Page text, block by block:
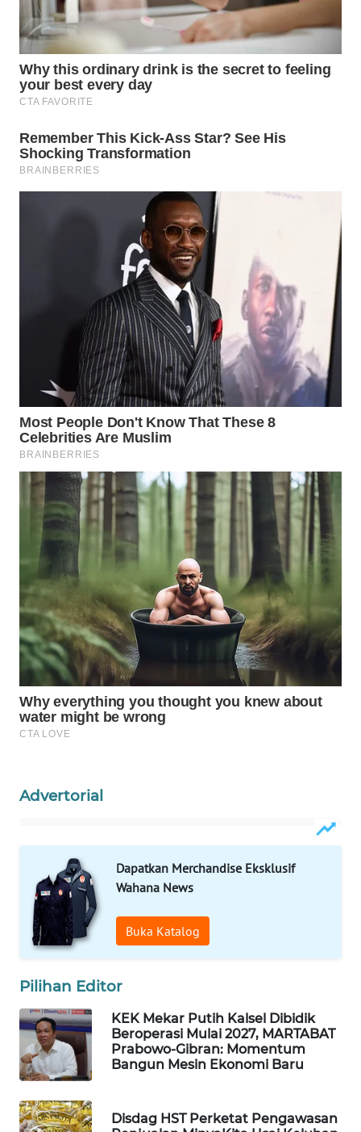
Advertorial
Dapatkan Merchandise Eksklusif
Wahana News
Buka Katalog
Pilihan Editor
KEK Mekar Putih Kalsel Dibidik
Beroperasi Mulai 2027, MARTABAT
Prabowo-Gibran: Momentum
Bangun Mesin Ekonomi Baru
Disdag HST Perketat Pengawasan
WN
BORNEO
Wahana
Media
WAHANA
NEWS
WAHANA
INFRASTRUKTUR
WAHANA
KONSUMEN
WAHANA
WAHANA
TRAVEL
WAHANA
TV
WAHANANEWS
ID
WAHANANEWS
CO ID
WAHANA
UMKM
WAHANA
SELEB
WAHANA
WAHANA
OTOMOTIF
WAHANA
HEALTH